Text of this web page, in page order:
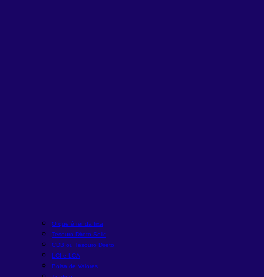
O que é renda fixa
Tesouro Direto Selic
CDB ou Tesouro Direto
LCI e LCA
Bolsa de Valores